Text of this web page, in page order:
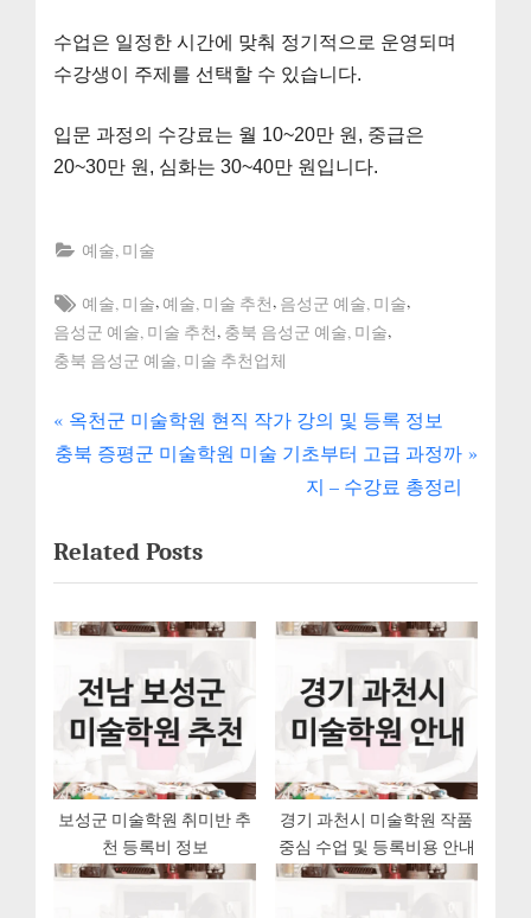
수업은 일정한 시간에 맞춰 정기적으로 운영되며
수강생이 주제를 선택할 수 있습니다.
입문 과정의 수강료는 월 10~20만 원, 중급은
20~30만 원, 심화는 30~40만 원입니다.
예술, 미술
Tags:
예술, 미술, 예술, 미술 추천, 음성군 예술, 미술,
음성군 예술, 미술 추천, 충북 음성군 예술, 미술,
충북 음성군 예술, 미술 추천업체
글
내
게
이
션
P
r
i
o
u
o
t
:
옥천군 미술학원 현직 작가 강의 및 등록 정보
N
t
P
o
충북 증평군 미술학원 미술 기초부터 고급 과정까
지 – 수강료 총정리
Related Posts
보성군 미술학원 취미반 추
천 등록비 정보
경기 과천시 미술학원 작품
중심 수업 및 등록비용 안내